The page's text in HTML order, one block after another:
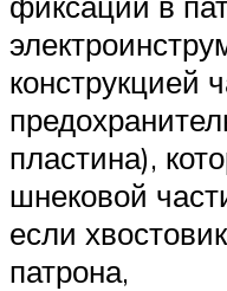
конструкцией
пластина),
шнековой
если
патрона,